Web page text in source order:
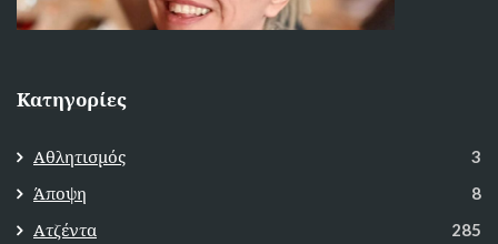
Κατηγορίες
Αθλητισμός 3
Άποψη 8
Ατζέντα 285